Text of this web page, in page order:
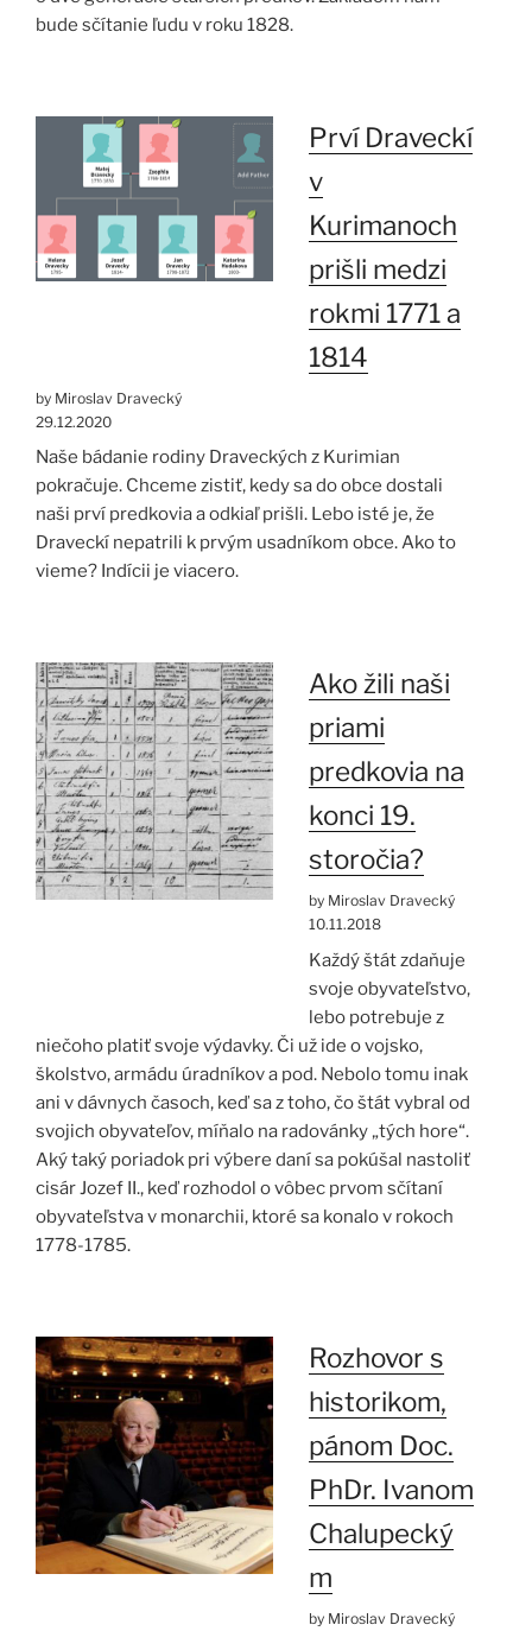
bude sčítanie ľudu v roku 1828.
Prví Draveckí
v
Kurimanoch
prišli medzi
rokmi 1771 a
1814
by Miroslav Dravecký
29.12.2020
Naše bádanie rodiny Draveckých z Kurimian
pokračuje. Chceme zistiť, kedy sa do obce dostali
naši prví predkovia a odkiaľ prišli. Lebo isté je, že
Draveckí nepatrili k prvým usadníkom obce. Ako to
vieme? Indícii je viacero.
Ako žili naši
priami
predkovia na
konci 19.
storočia?
by Miroslav Dravecký
10.11.2018
Každý štát zdaňuje
svoje obyvateľstvo,
lebo potrebuje z
niečoho platiť svoje výdavky. Či už ide o vojsko,
školstvo, armádu úradníkov a pod. Nebolo tomu inak
ani v dávnych časoch, keď sa z toho, čo štát vybral od
svojich obyvateľov, míňalo na radovánky „tých hore“.
Aký taký poriadok pri výbere daní sa pokúšal nastoliť
cisár Jozef II., keď rozhodol o vôbec prvom sčítaní
obyvateľstva v monarchii, ktoré sa konalo v rokoch
1778-1785.
Rozhovor s
historikom,
pánom Doc.
PhDr. Ivanom
Chalupecký
m
by Miroslav Dravecký